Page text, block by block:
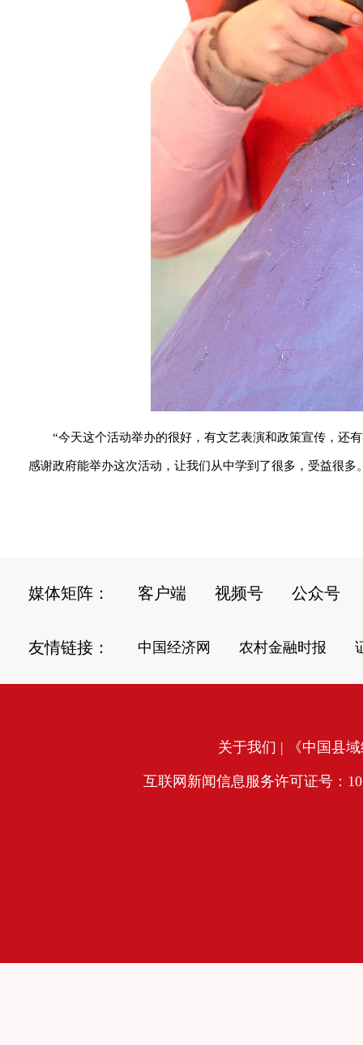
“今天这个活动举办的很好，有文艺表演和政策宣传，还
感谢政府能举办这次活动，让我们从中学到了很多，受益很
媒体矩阵： 客户端 视频号 公众号
友情链接： 中国经济网 农村金融时报
关于我们 | 《中国县
互联网新闻信息服务许可证号：